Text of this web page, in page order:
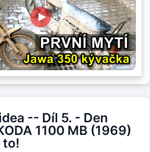
-- Díl 5. - Den
1100 MB (1969)
to!